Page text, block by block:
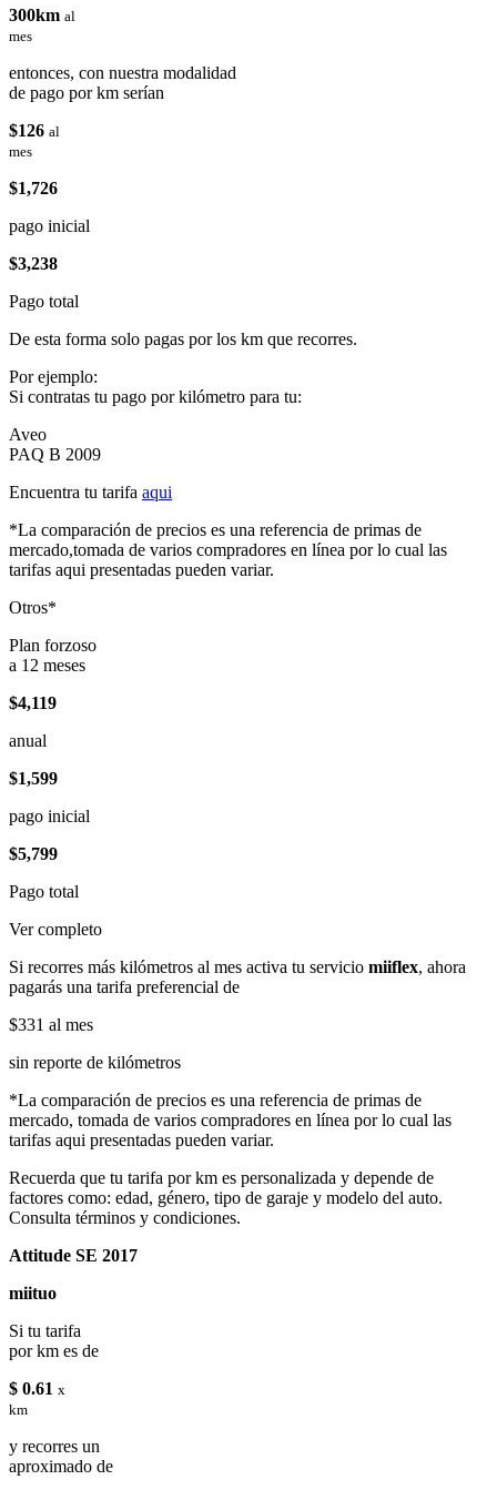
300km al
mes
entonces, con nuestra modalidad
de pago por km serían
$126 al
mes
$1,726
pago inicial
$3,238
Pago total
De esta forma solo pagas por los km que recorres.
Por ejemplo:
Si contratas tu pago por kilómetro para tu:
Aveo
PAQ B 2009
Encuentra tu tarifa aqui
*La comparación de precios es una referencia de primas de
mercado,tomada de varios compradores en línea por lo cual las
tarifas aqui presentadas pueden variar.
Otros*
Plan forzoso
a 12 meses
$4,119
anual
$1,599
pago inicial
$5,799
Pago total
Ver completo
Si recorres más kilómetros al mes activa tu servicio miiflex, ahora
pagarás una tarifa preferencial de
$331 al mes
sin reporte de kilómetros
*La comparación de precios es una referencia de primas de
mercado, tomada de varios compradores en línea por lo cual las
tarifas aqui presentadas pueden variar.
Recuerda que tu tarifa por km es personalizada y depende de
factores como: edad, género, tipo de garaje y modelo del auto.
Consulta términos y condiciones.
Attitude SE 2017
miituo
Si tu tarifa
por km es de
$ 0.61 x
km
y recorres un
aproximado de